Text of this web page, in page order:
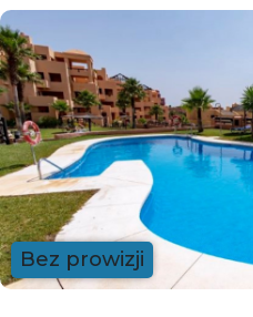
Bez prowizji